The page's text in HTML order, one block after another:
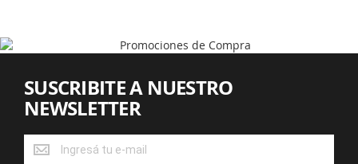
SUSCRIBITE A NUESTRO
NEWSLETTER
SUSCRIBITE